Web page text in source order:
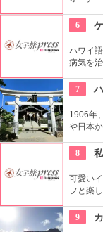
り、ラ
間にほ
6
ハワイ
病気を
れ、市
7
1906年
や日本
りそう
8
可愛い
フと楽
やフラ
出にな
9